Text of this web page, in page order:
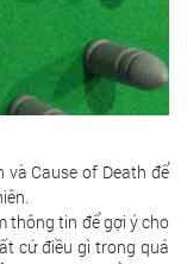
Cause of Death để
thông tin để gợi ý cho
cứ điều gì trong quá